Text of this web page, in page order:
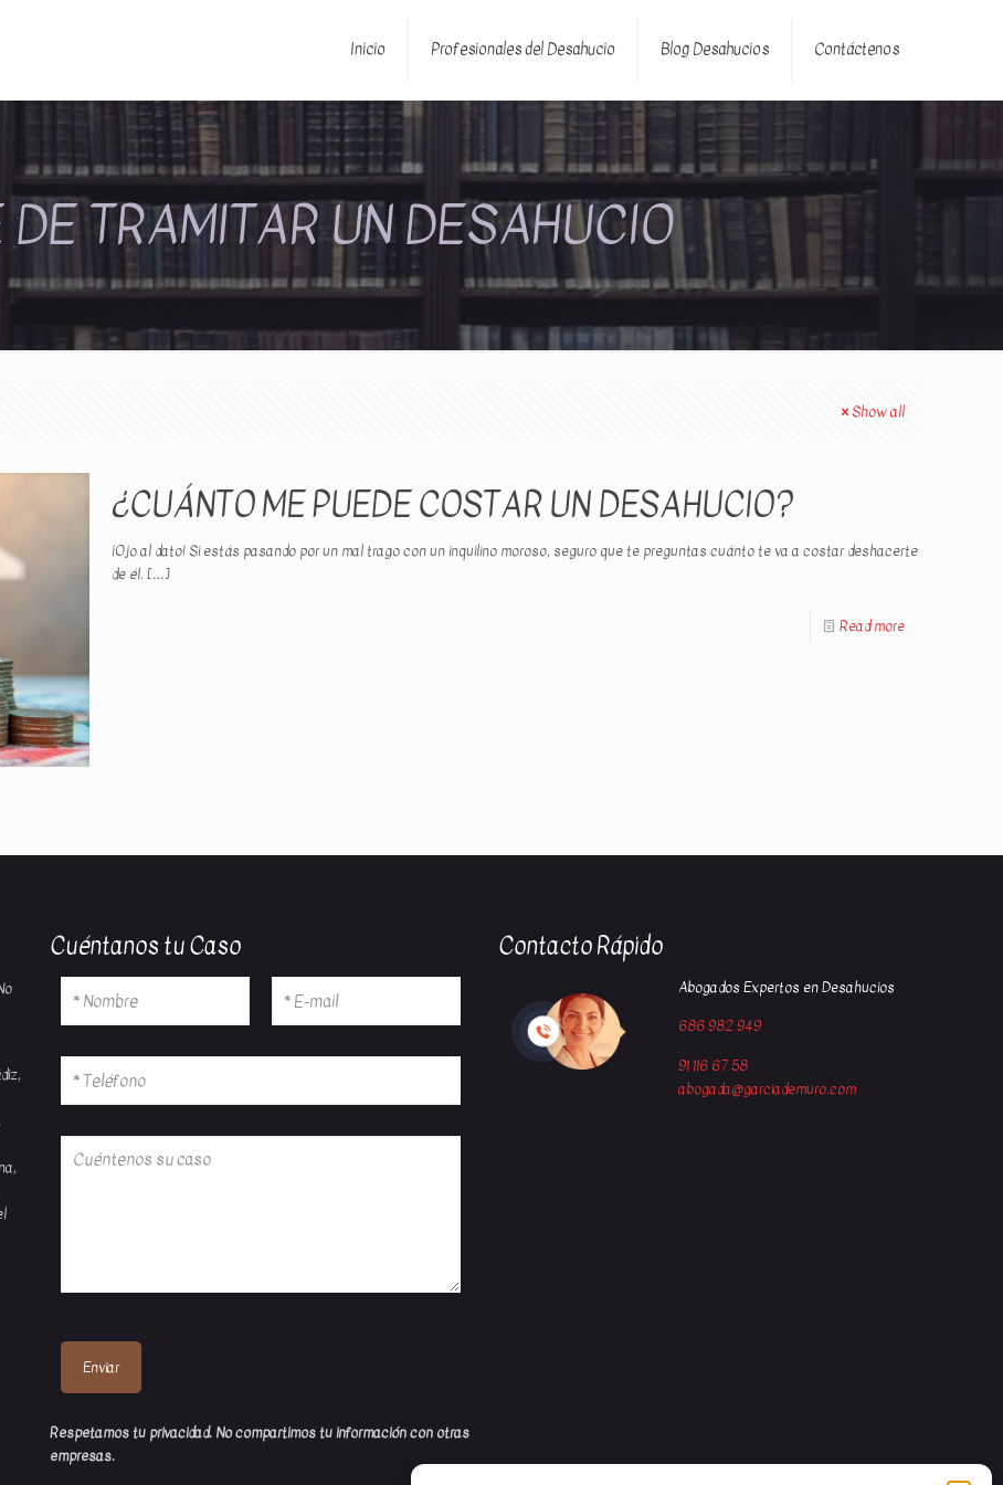
Inicio Profesionales del Desahucio Blog Desahucios Contáctenos
TRAMITAR UN DESAHUCIO
Show all
¿CUÁNTO ME PUEDE COSTAR UN DESAHUCIO?
¡Ojo al dato! Si estás pasando por un mal trago con un inquilino moroso, seguro que te preguntas cuánto te va a costar deshacerte
de él. […]
Read more
Cuéntanos tu Caso
Respetamos tu privacidad. No compartimos tu información con otras
empresas.
Contacto Rápido
Abogados Expertos en Desahucios
686 982 949
91 116 67 58
abogada@garciademuro.com